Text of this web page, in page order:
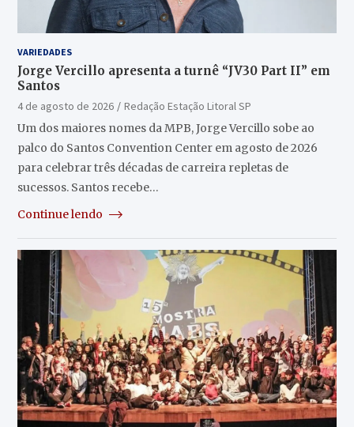
VARIEDADES
Jorge Vercillo apresenta a turnê “JV30 Part II” em
Santos
4 de agosto de 2026
Redação Estação Litoral SP
Um dos maiores nomes da MPB, Jorge Vercillo sobe ao
palco do Santos Convention Center em agosto de 2026
para celebrar três décadas de carreira repletas de
sucessos. Santos recebe…
Continue lendo